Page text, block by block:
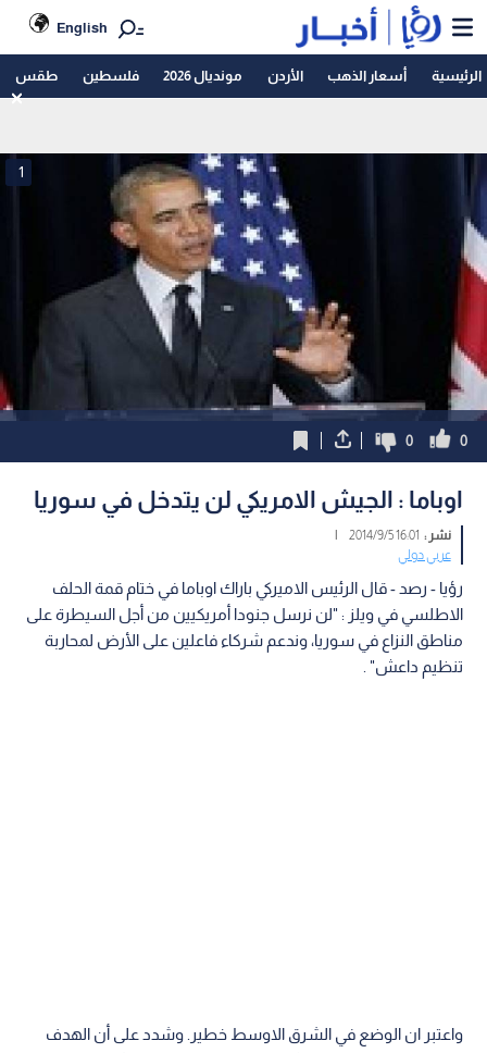
English
الرئيسية أسعار الذهب الأردن مونديال 2026 فلسطين طقس
1
0
0
اوباما : الجيش الامريكي لن يتدخل في سوريا
نشر : 16:01 2014/9/5
|
عربي دولي
رؤيا - رصد - قال الرئيس الاميركي باراك اوباما في ختام قمة الحلف
الاطلسي في ويلز : "لن نرسل جنودا أمريكيين من أجل السيطرة على
مناطق النزاع في سوريا، وندعم شركاء فاعلين على الأرض لمحاربة
تنظيم داعش" .
واعتبر ان الوضع في الشرق الاوسط خطير. وشدد على أن الهدف